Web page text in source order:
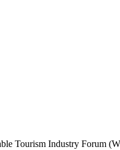
Tourism Industry Forum